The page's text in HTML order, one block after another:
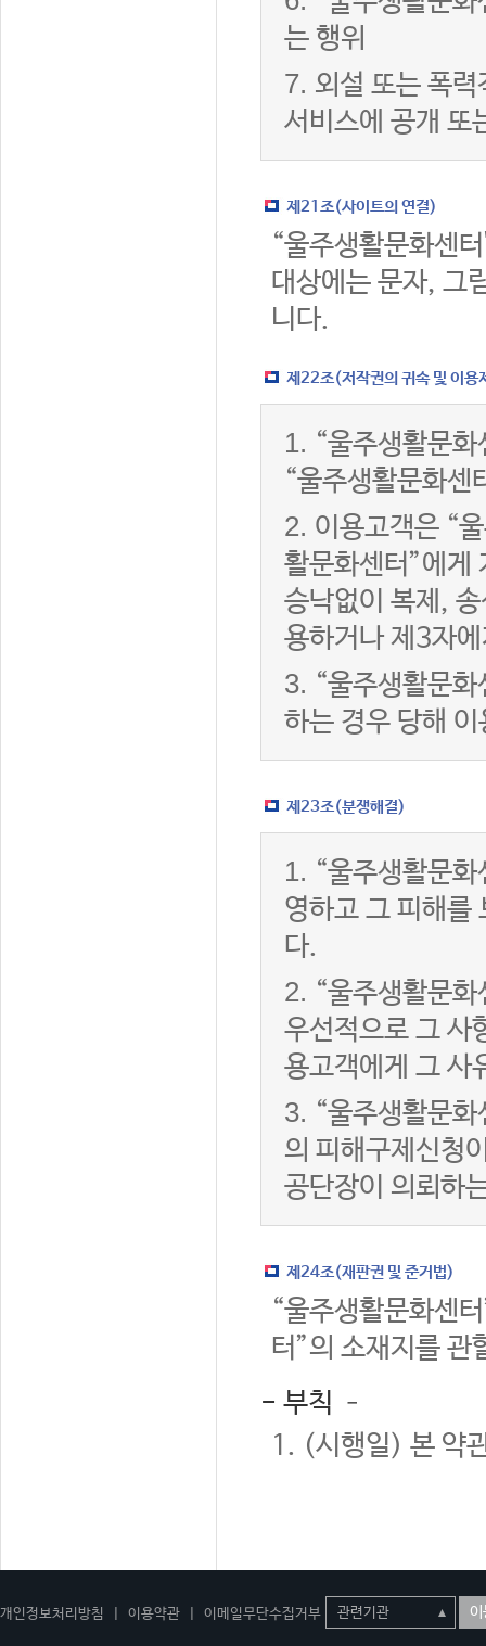
는 행위
7. 외설 또는 폭
서비스에 공개 또
제21조(사이트의 연결)
“울주생활문화센
대상에는 문자, 그
니다.
제22조(저작권의 귀속 및 이용
1. “울주생활문
“울주생활문화센
2. 이용고객은 “
활문화센터”에게
승낙없이 복제,
용하거나 제3자
3. “울주생활문
하는 경우 당해
제23조(분쟁해결)
1. “울주생활문
영하고 그 피해를
다.
2. “울주생활문
우선적으로 그 사
용고객에게 그 사
3. “울주생활문
의 피해구제신청
공단장이 의뢰하
제24조(재판권 및 준거법)
“울주생활문화센
터”의 소재지를 관
- 부칙 –
1. (시행일) 본 약
개인정보처리방침 이용약관 이메일무단수집거부 이